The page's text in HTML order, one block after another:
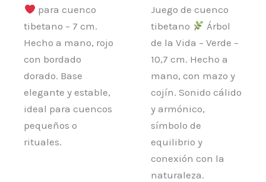
para cuenco
tibetano – 7 cm.
Hecho a mano, rojo
con bordado
dorado. Base
elegante y estable,
ideal para cuencos
pequeños o
rituales.
Juego de cuenco
tibetano
Árbol
de la Vida – Verde –
10,7 cm. Hecho a
mano, con mazo y
cojín. Sonido cálido
y armónico,
símbolo de
equilibrio y
conexión con la
naturaleza.